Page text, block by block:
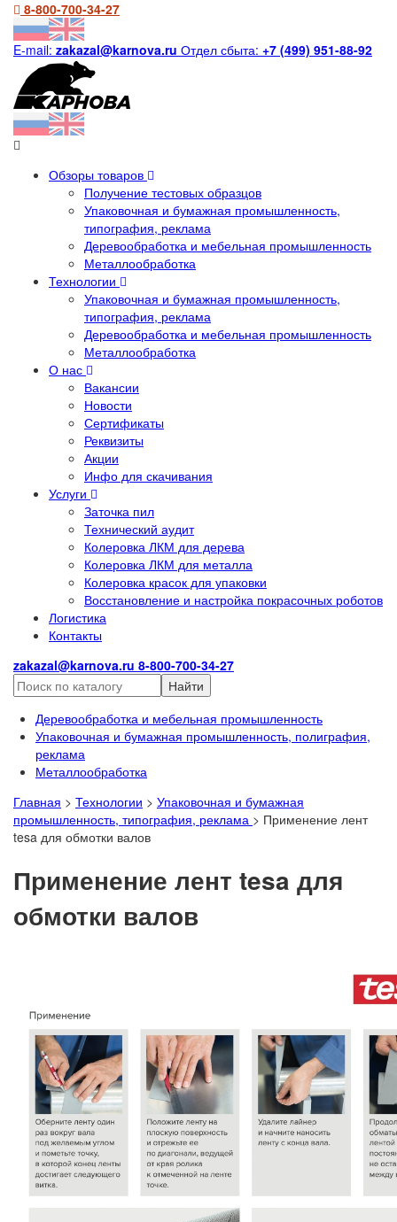
8-800-700-34-27
E-mail: zakazal@karnova.ru Отдел сбыта: +7 (499) 951-88-92
Обзоры товаров
Получение тестовых образцов
Упаковочная и бумажная промышленность,
типография, реклама
Деревообработка и мебельная промышленность
Металлообработка
Технологии
Упаковочная и бумажная промышленность,
типография, реклама
Деревообработка и мебельная промышленность
Металлообработка
О нас
Вакансии
Новости
Сертификаты
Реквизиты
Акции
Инфо для скачивания
Услуги
Заточка пил
Технический аудит
Колеровка ЛКМ для дерева
Колеровка ЛКМ для металла
Колеровка красок для упаковки
Восстановление и настройка покрасочных роботов
Логистика
Контакты
zakazal@karnova.ru 8-800-700-34-27
Найти
Деревообработка и мебельная промышленность
Упаковочная и бумажная промышленность, полиграфия,
реклама
Металлообработка
Главная > Технологии > Упаковочная и бумажная
промышленность, типография, реклама > Применение лент
tesa для обмотки валов
Применение лент tesa для
обмотки валов